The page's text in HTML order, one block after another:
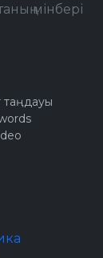
мінбері
таңдауы